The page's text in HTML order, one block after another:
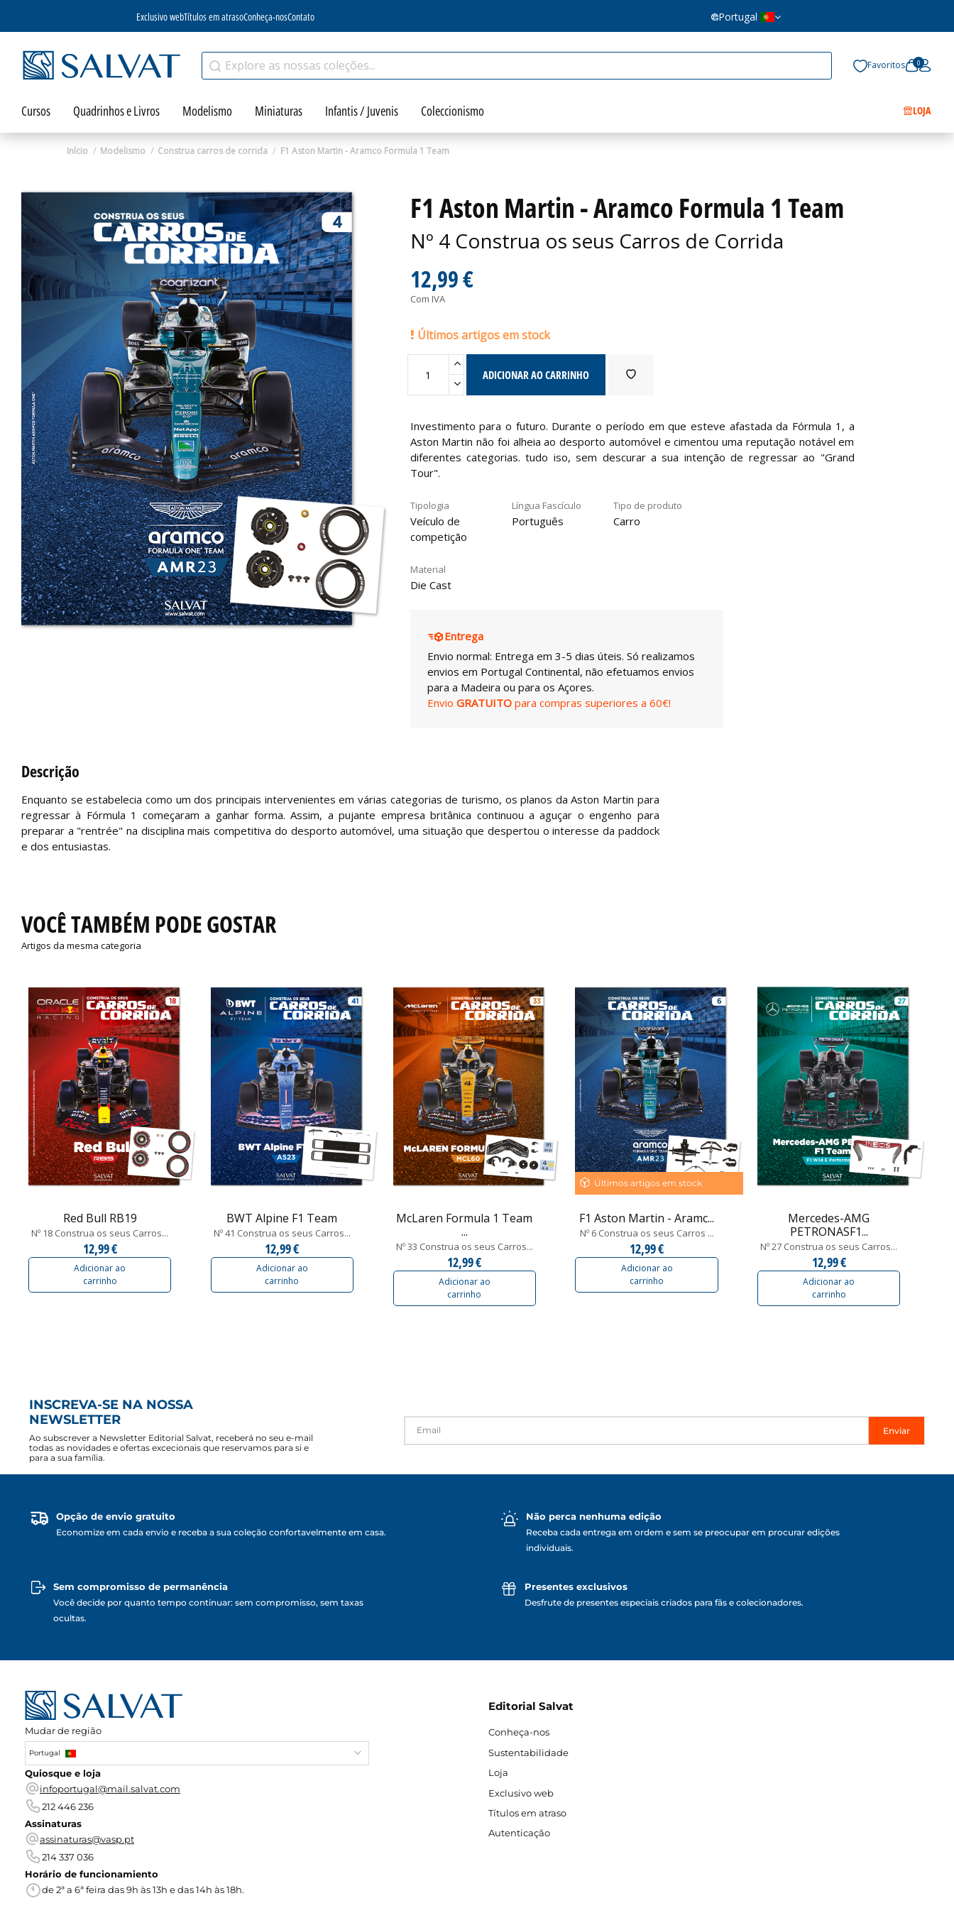
Exclusivo webTítulos em atrasoConheça-nosContato Portugal
Favoritos 0
Cursos Quadrinhos e Livros Modelismo Miniaturas Infantis / Juvenis Coleccionismo LOJA
Início Modelismo Construa carros de corrida F1 Aston Martin - Aramco Formula 1 Team
F1 Aston Martin - Aramco Formula 1 Team
Nº 4 Construa os seus Carros de Corrida
12,99 €
Com IVA
Últimos artigos em stock
ADICIONAR AO CARRINHO
Investimento para o futuro. Durante o período em que esteve afastada da Fórmula 1, a
Aston Martin não foi alheia ao desporto automóvel e cimentou uma reputação notável em
diferentes categorias. tudo iso, sem descurar a sua intenção de regressar ao "Grand
Tour".
Tipologia
Veículo de
competição
Língua Fascículo
Português
Tipo de produto
Carro
Material
Die Cast
Entrega
Envio normal: Entrega em 3-5 dias úteis. Só realizamos
envios em Portugal Continental, não efetuamos envios
para a Madeira ou para os Açores.
Envio GRATUITOpara compras superiores a 60€!
Descrição
Enquanto se estabelecia como um dos principais intervenientes em várias categorias de turismo, os planos da Aston Martin para
regressar à Fórmula 1 começaram a ganhar forma. Assim, a pujante empresa britânica continuou a aguçar o engenho para
preparar a "rentrée" na disciplina mais competitiva do desporto automóvel, uma situação que despertou o interesse da paddock
e dos entusiastas.
VOCÊ TAMBÉM PODE GOSTAR
Artigos da mesma categoria
Red Bull RB19
Nº 18 Construa os seus Carros...
12,99 €
Adicionar ao
carrinho
BWT Alpine F1 Team
Nº 41 Construa os seus Carros...
12,99 €
Adicionar ao
carrinho
McLaren Formula 1 Team
...
Nº 33 Construa os seus Carros...
12,99 €
Adicionar ao
carrinho
Últimos artigos em stock
F1 Aston Martin - Aramc...
Nº 6 Construa os seus Carros ...
12,99 €
Adicionar ao
carrinho
Mercedes-AMG
PETRONASF1...
Nº 27 Construa os seus Carros...
12,99 €
Adicionar ao
carrinho
INSCREVA-SE NA NOSSA
NEWSLETTER
Ao subscrever a Newsletter Editorial Salvat, receberá no seu e-mail
todas as novidades e ofertas excecionais que reservamos para si e
para a sua família.
Enviar
Opção de envio gratuito
Economize em cada envio e receba a sua coleção confortavelmente em casa.
Não perca nenhuma edição
Receba cada entrega em ordem e sem se preocupar em procurar edições
individuais.
Sem compromisso de permanência
Você decide por quanto tempo continuar: sem compromisso, sem taxas
ocultas.
Presentes exclusivos
Desfrute de presentes especiais criados para fãs e colecionadores.
Mudar de região
Portugal
Quiosque e loja
infoportugal@mail.salvat.com
212 446 236
Assinaturas
assinaturas@vasp.pt
214 337 036
Horário de funcionamiento
de 2ª a 6ª feira das 9h às 13h e das 14h às 18h.
Editorial Salvat
Conheça-nos
Sustentabilidade
Loja
Exclusivo web
Títulos em atraso
Autenticação